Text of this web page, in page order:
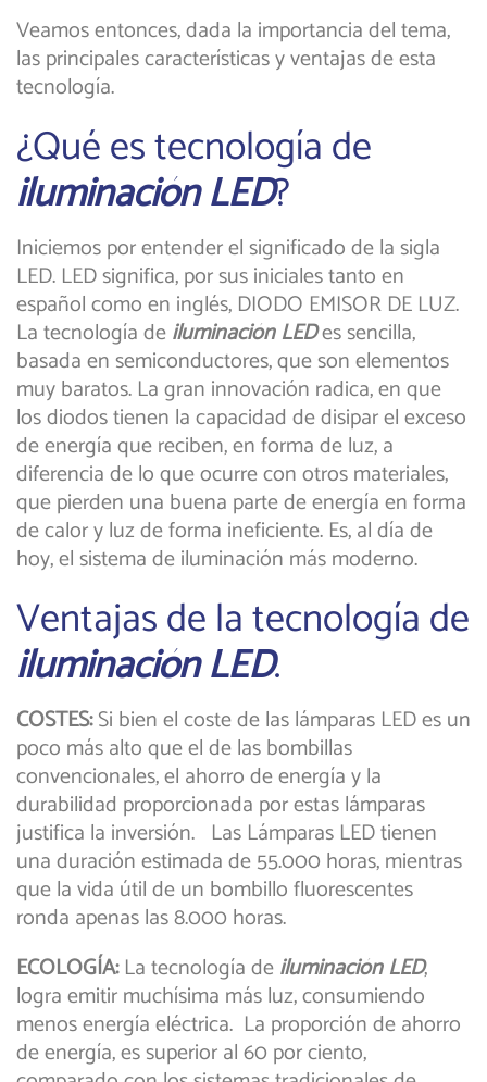
Veamos entonces, dada la importancia del tema,
las principales características y ventajas de esta
tecnología.
¿Qué es tecnología de
iluminación LED?
Iniciemos por entender el significado de la sigla
LED. LED significa, por sus iniciales tanto en
español como en inglés, DIODO EMISOR DE LUZ.
La tecnología deiluminación LEDes sencilla,
basada en semiconductores, que son elementos
muy baratos. La gran innovación radica, en que
los diodos tienen la capacidad de disipar el exceso
de energía que reciben, en forma de luz, a
diferencia de lo que ocurre con otros materiales,
que pierden una buena parte de energía en forma
de calor y luz de forma ineficiente. Es, al día de
hoy, el sistema de iluminación más moderno.
Ventajas de la tecnología de
iluminación LED.
COSTES:Si bien el coste de las lámparas LED es un
poco más alto que el de las bombillas
convencionales, el ahorro de energía y la
durabilidad proporcionada por estas lámparas
justifica la inversión. Las Lámparas LED tienen
una duración estimada de 55.000 horas, mientras
que la vida útil de un bombillo fluorescentes
ronda apenas las 8.000 horas.
ECOLOGÍA:La tecnología deiluminación LED,
logra emitir muchísima más luz, consumiendo
menos energía eléctrica. La proporción de ahorro
de energía, es superior al 60 por ciento,